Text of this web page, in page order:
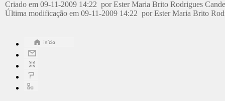
Criado em 09-11-2009 14:22 por Ester Maria Brito Rodrigues
Última modificação em 09-11-2009 14:22 por Ester Maria Brito